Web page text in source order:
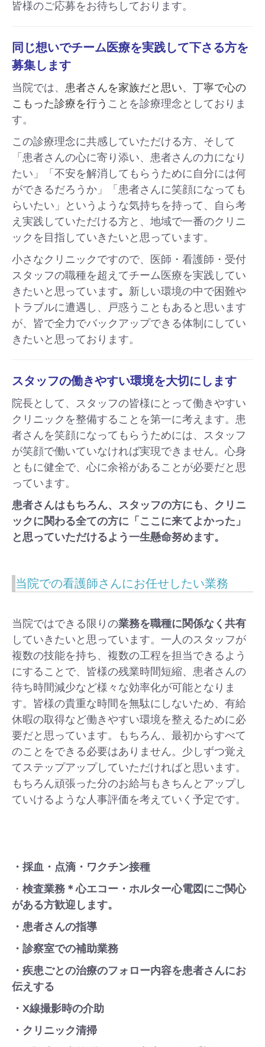
皆様のご応募をお待ちしております。
同じ想いでチーム医療を実践して下さる方を
募集します
当院では、 患者さんを家族だと思い、丁寧で心の
こもった診療を行う ことを診療理念としておりま
す。
この診療理念に共感していただける方、そして
「患者さんの心に寄り添い、患者さんの力になり
たい」「不安を解消してもらうために自分には何
ができるだろうか」「患者さんに笑顔になっても
らいたい」というような気持ちを持って、自ら考
え実践していただける方と、地域で一番のクリニ
ックを目指していきたいと思っています。
小さなクリニックですので、医師・看護師・受付
スタッフの職種を超えてチーム医療を実践してい
きたいと思っています。 新しい環境の中で困難や
トラブルに遭遇し、戸惑うこともあると思います
が、皆で全力でバックアップできる体制にしてい
きたいと思っております。
スタッフの働きやすい環境を大切にします
院長として、スタッフの皆様にとって働きやすい
クリニックを整備することを第一に考えます。患
者さんを笑顔になってもらうためには、スタッフ
が笑顔で働いていなければ実現できません。心身
ともに健全で、心に余裕があることが必要だと思
っています。
患者さんはもちろん、スタッフの方にも、クリニ
ックに関わる全ての方に「ここに来てよかった」
と思っていただけるよう一生懸命努めます。
当院での看護師さんにお任せしたい業務
当院ではできる限りの業務を職種に関係なく共有
していきたいと思っています。一人のスタッフが
複数の技能を持ち、複数の工程を担当できるよう
にすることで、皆様の残業時間短縮、患者さんの
待ち時間減少など様々な効率化が可能となりま
す。皆様の貴重な時間を無駄にしないため、有給
休暇の取得など働きやすい環境を整えるために必
要だと思っています。もちろん、最初からすべて
のことをできる必要はありません。少しずつ覚え
てステップアップしていただければと思います。
もちろん頑張った分のお給与もきちんとアップし
ていけるような人事評価を考えていく予定です。
・採血・点滴・ワクチン接種
・ 検査業務＊心エコー・ホルター心電図にご関心
がある方歓迎します。
・患者さんの指導
・診察室での補助業務
・疾患ごとの治療のフォロー内容を患者さんにお
伝えする
・X線撮影時の介助
・クリニック清掃